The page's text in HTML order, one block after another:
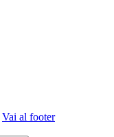
Vai al footer